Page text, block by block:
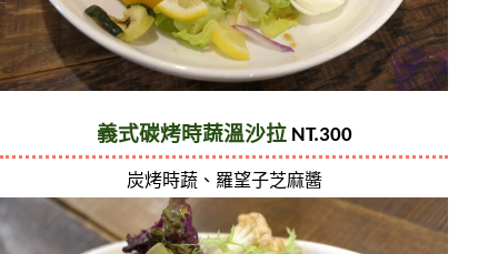
義式碳烤時蔬溫沙拉 NT.300
炭烤時蔬、羅望子芝麻醬